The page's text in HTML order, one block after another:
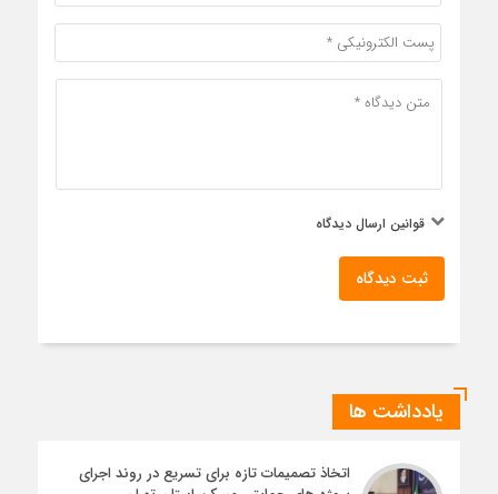
قوانین ارسال دیدگاه
ثبت دیدگاه
یادداشت ها
اتخاذ تصمیمات تازه برای تسریع در روند اجرای